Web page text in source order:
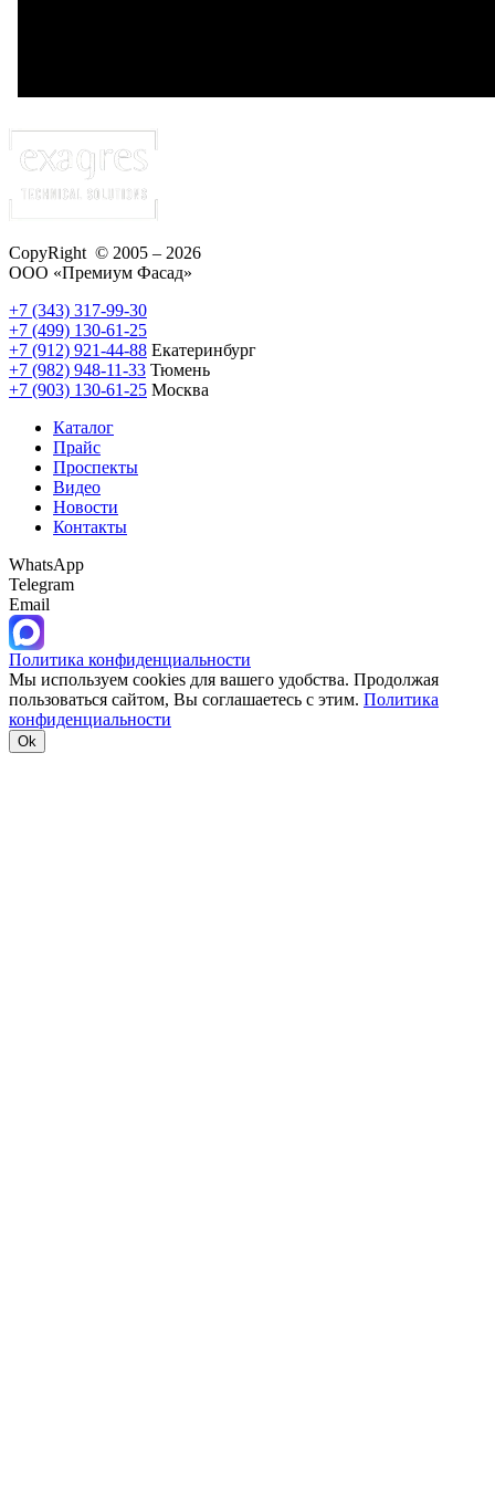
CopyRight © 2005 – 2026
ООО «Премиум Фасад»
+7 (343) 317-99-30
+7 (499) 130-61-25
+7 (912) 921-44-88 Екатеринбург
+7 (982) 948-11-33 Тюмень
+7 (903) 130-61-25 Москва
Каталог
Прайс
Проспекты
Видео
Новости
Контакты
WhatsApp
Telegram
Email
Политика конфиденциальности
Мы используем cookies для вашего удобства. Продолжая
пользоваться сайтом, Вы соглашаетесь с этим. Политика
конфиденциальности
Ok